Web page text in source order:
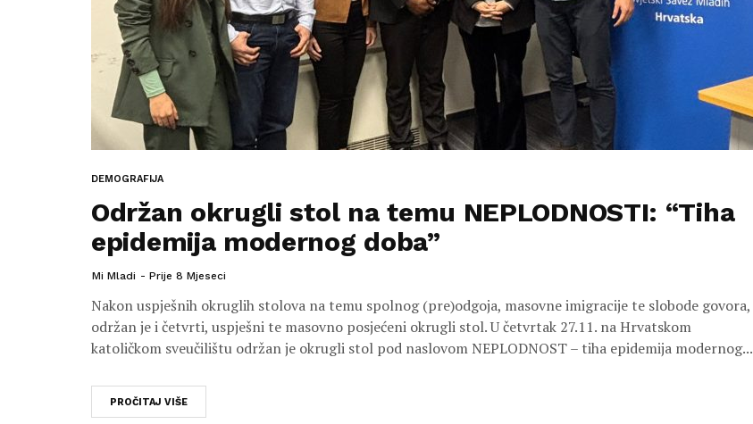
DEMOGRAFIJA
Održan okrugli stol na temu NEPLODNOSTI: “Tiha
epidemija modernog doba”
Mi Mladi Prije 8 Mjeseci
Nakon uspješnih okruglih stolova na temu spolnog (pre)odgoja, masovne imigracije te slobode govora,
održan je i četvrti, uspješni te masovno posjećeni okrugli stol. U četvrtak 27.11. na Hrvatskom
katoličkom sveučilištu održan je okrugli stol pod naslovom NEPLODNOST – tiha epidemija modernog...
PROČITAJ VIŠE